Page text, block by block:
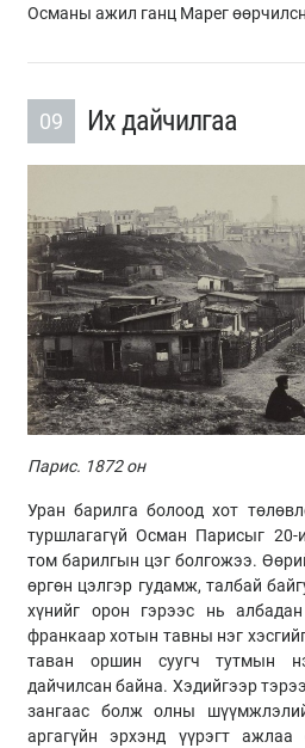
Османы ажил ганц Марег
09 Их дайчилгаа
Парис. 1872 он
Уран барилга болоод хот
туршлагагүй Осман Парисыг
том барилгын цэг болгожээ.
өргөн цэлгэр гудамж, талбай
хүнийг орон гэрээс нь
франкаар хотын тавны нэг
таван оршин суугч тутмын
дайчилсан байна. Хэдийгээр
зангаас болж олны
аргагүйн эрхэнд үүрэгт ажлаа